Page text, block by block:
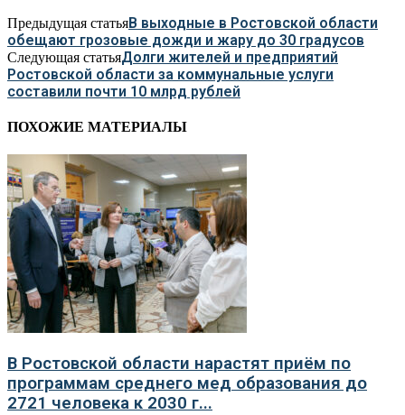
Предыдущая статьяВ выходные в Ростовской области
обещают грозовые дожди и жару до 30 градусов
Следующая статьяДолги жителей и предприятий
Ростовской области за коммунальные услуги
составили почти 10 млрд рублей
ПОХОЖИЕ МАТЕРИАЛЫ
В Ростовской области нарастят приём по
программам среднего мед образования до
2721 человека к 2030 г...